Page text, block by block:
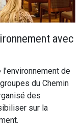
avec
l’environnement de
du Chemin
des
sur la